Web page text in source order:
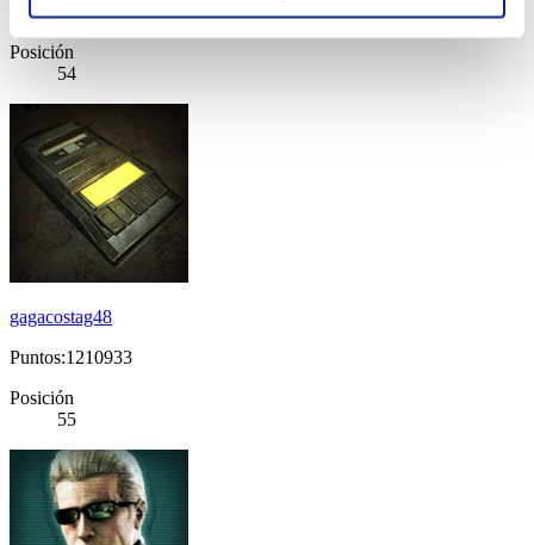
Puntos:1211731
Posición
54
gagacostag48
Puntos:1210933
Posición
55